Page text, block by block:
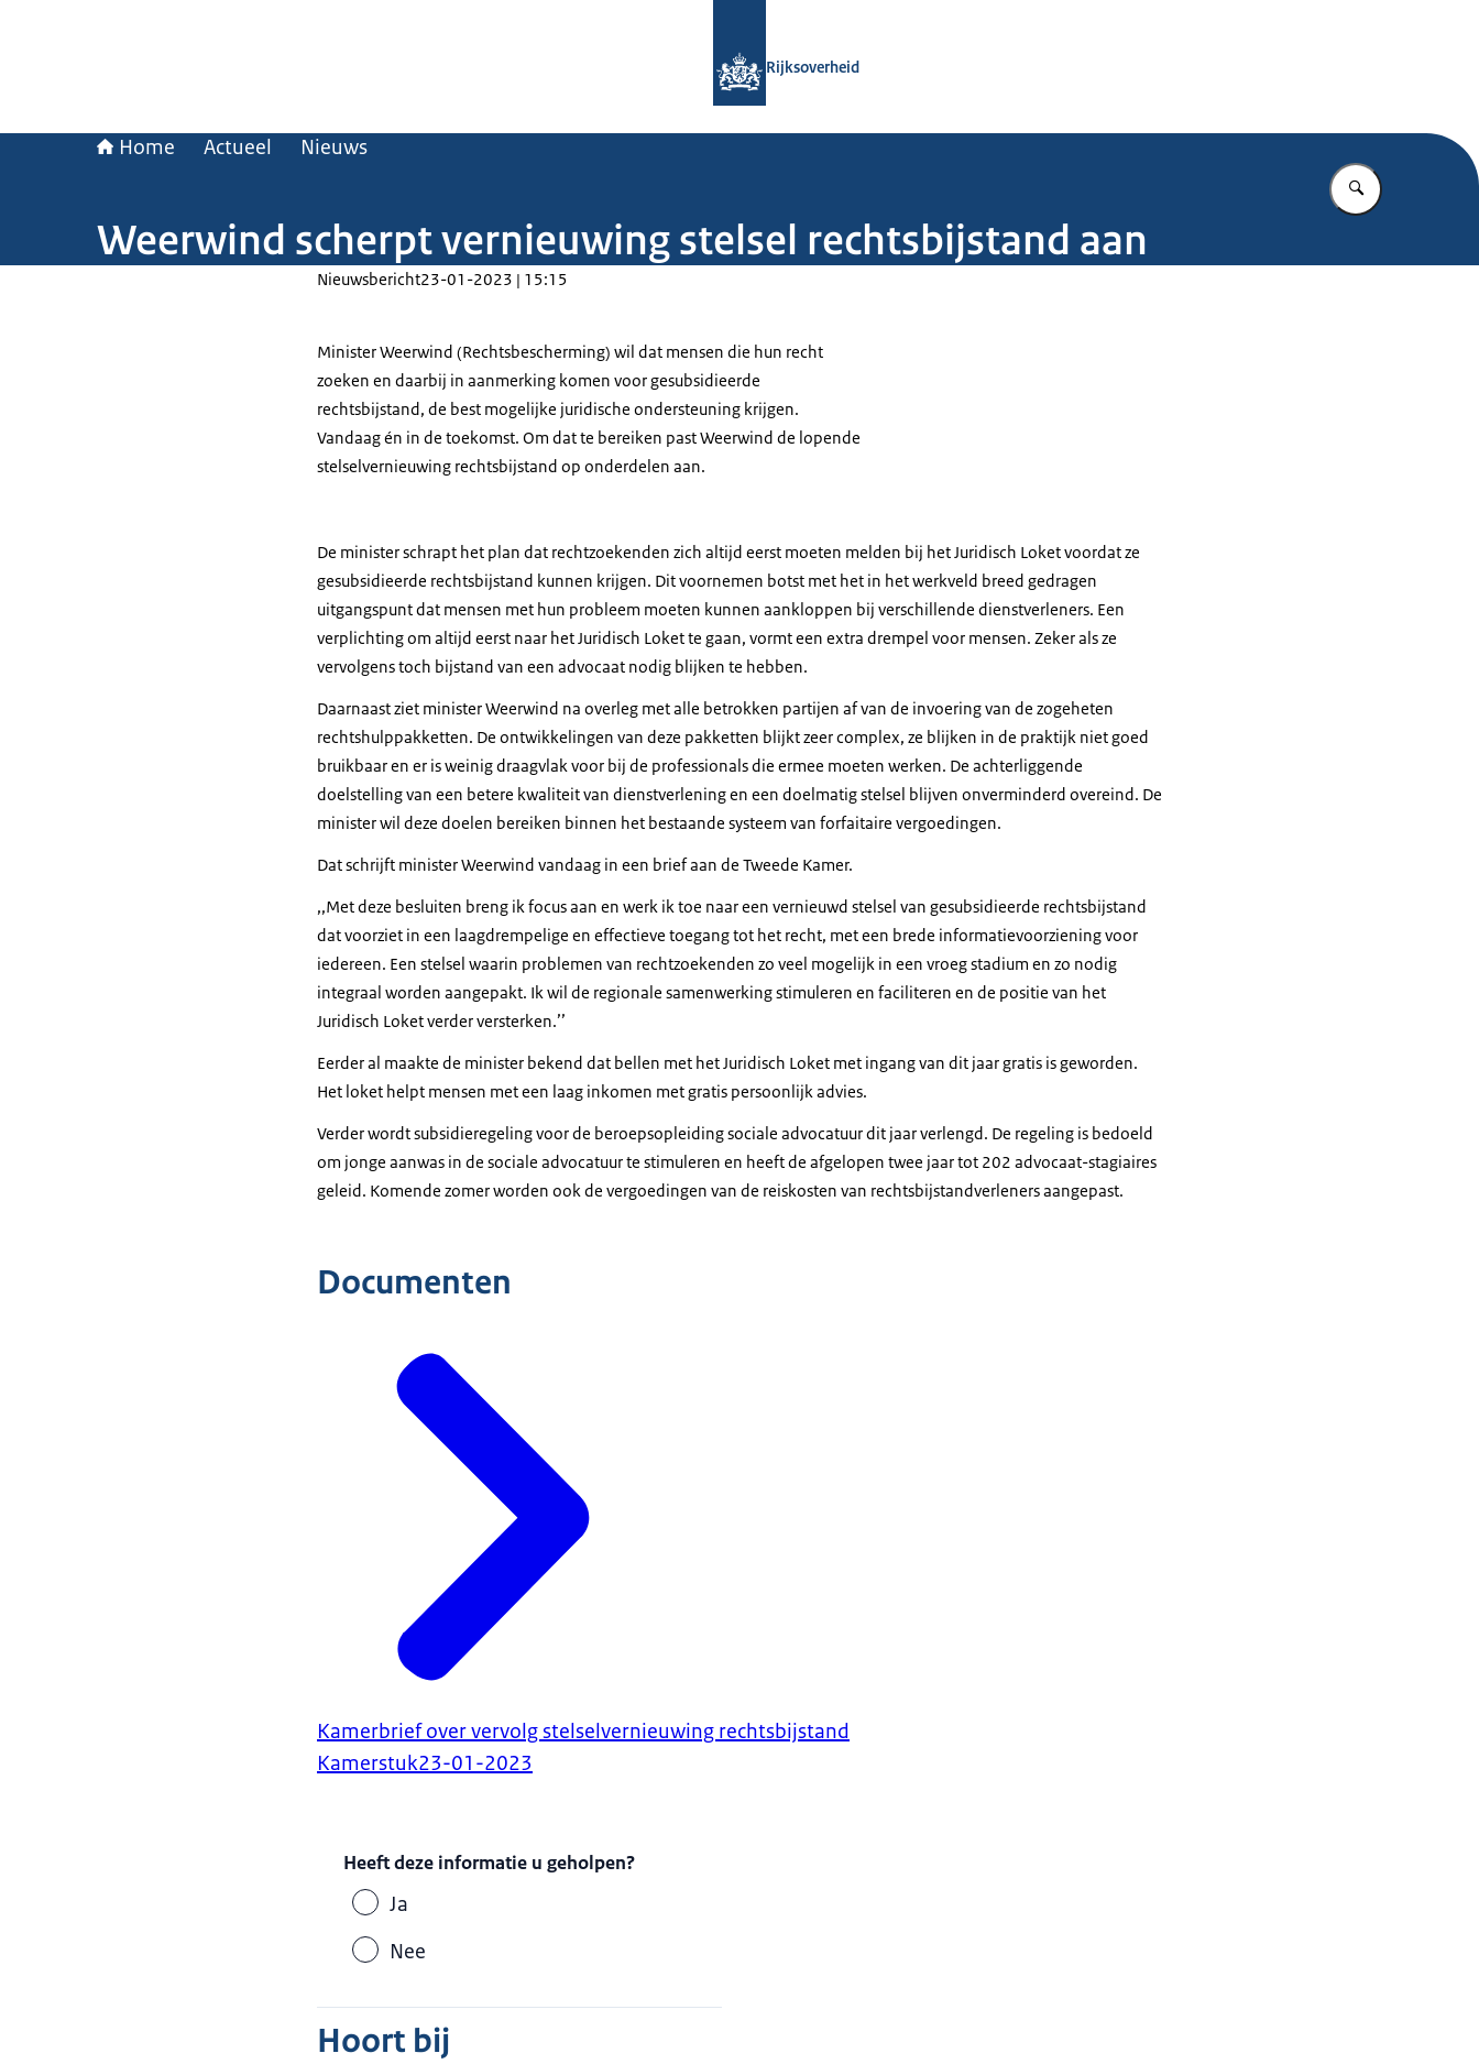
Rijksoverheid
Home Actueel Nieuws
Vul in wat u
Weerwind scherpt vernieuwing stelsel rechtsbijstand aan
Nieuwsbericht23-01-2023 | 15:15
Minister Weerwind (Rechtsbescherming) wil dat mensen die hun recht
zoeken en daarbij in aanmerking komen voor gesubsidieerde
rechtsbijstand, de best mogelijke juridische ondersteuning krijgen.
Vandaag én in de toekomst. Om dat te bereiken past Weerwind de lopende
stelselvernieuwing rechtsbijstand op onderdelen aan.
De minister schrapt het plan dat rechtzoekenden zich altijd eerst moeten melden bij het Juridisch Loket voordat ze
gesubsidieerde rechtsbijstand kunnen krijgen. Dit voornemen botst met het in het werkveld breed gedragen
uitgangspunt dat mensen met hun probleem moeten kunnen aankloppen bij verschillende dienstverleners. Een
verplichting om altijd eerst naar het Juridisch Loket te gaan, vormt een extra drempel voor mensen. Zeker als ze
vervolgens toch bijstand van een advocaat nodig blijken te hebben.
Daarnaast ziet minister Weerwind na overleg met alle betrokken partijen af van de invoering van de zogeheten
rechtshulppakketten. De ontwikkelingen van deze pakketten blijkt zeer complex, ze blijken in de praktijk niet goed
bruikbaar en er is weinig draagvlak voor bij de professionals die ermee moeten werken. De achterliggende
doelstelling van een betere kwaliteit van dienstverlening en een doelmatig stelsel blijven onverminderd overeind. De
minister wil deze doelen bereiken binnen het bestaande systeem van forfaitaire vergoedingen.
Dat schrijft minister Weerwind vandaag in een brief aan de Tweede Kamer.
,,Met deze besluiten breng ik focus aan en werk ik toe naar een vernieuwd stelsel van gesubsidieerde rechtsbijstand
dat voorziet in een laagdrempelige en effectieve toegang tot het recht, met een brede informatievoorziening voor
iedereen. Een stelsel waarin problemen van rechtzoekenden zo veel mogelijk in een vroeg stadium en zo nodig
integraal worden aangepakt. Ik wil de regionale samenwerking stimuleren en faciliteren en de positie van het
Juridisch Loket verder versterken.’’
Eerder al maakte de minister bekend dat bellen met het Juridisch Loket met ingang van dit jaar gratis is geworden.
Het loket helpt mensen met een laag inkomen met gratis persoonlijk advies.
Verder wordt subsidieregeling voor de beroepsopleiding sociale advocatuur dit jaar verlengd. De regeling is bedoeld
om jonge aanwas in de sociale advocatuur te stimuleren en heeft de afgelopen twee jaar tot 202 advocaat-stagiaires
geleid. Komende zomer worden ook de vergoedingen van de reiskosten van rechtsbijstandverleners aangepast.
Documenten
Kamerbrief over vervolg stelselvernieuwing rechtsbijstand
Kamerstuk23-01-2023
Heeft deze informatie u geholpen?
Ja
Nee
Hoort bij